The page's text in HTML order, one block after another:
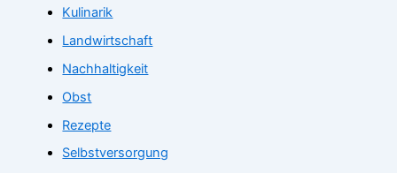
Kulinarik
Landwirtschaft
Nachhaltigkeit
Obst
Rezepte
Selbstversorgung